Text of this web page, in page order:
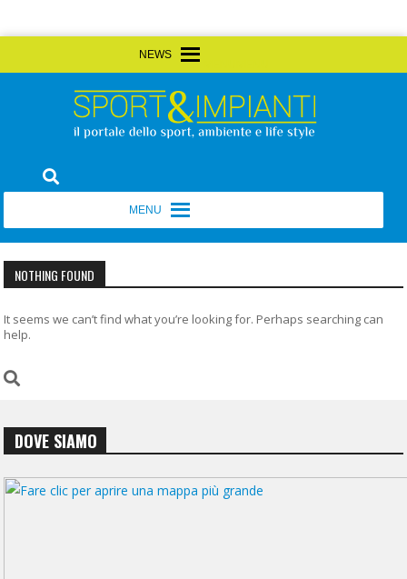
to
Sport&Impianti
NOTHING FOUND
It seems we can’t find what you’re looking for. Perhaps searching can
help.
DOVE SIAMO